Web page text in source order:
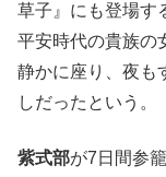
草子』にも登場す
平安時代の貴族の
静かに座り、夜も
しだったという。
紫式部が7日間参